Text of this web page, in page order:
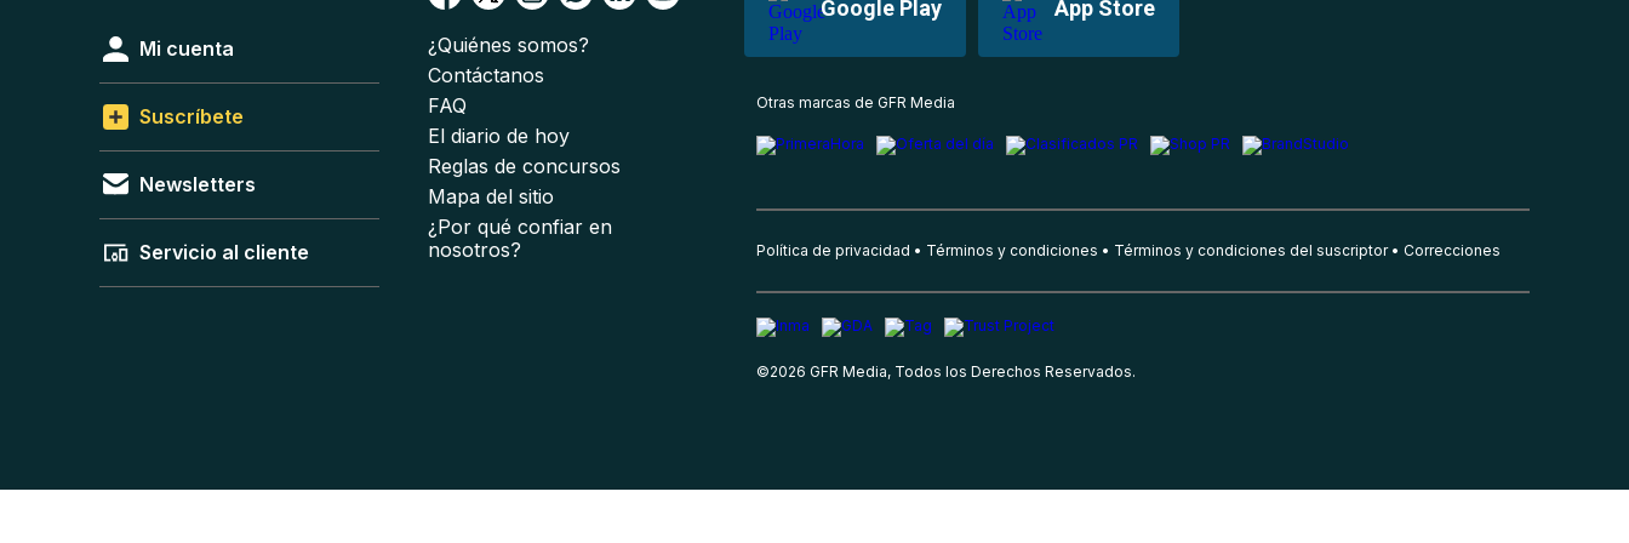
Google Play App Store
Mi cuenta
Suscríbete
Newsletters
Servicio al cliente
¿Quiénes somos?
Contáctanos
FAQ
El diario de hoy
Reglas de concursos
Mapa del sitio
¿Por qué confiar en
nosotros?
Otras marcas de GFR Media
Política de privacidad Términos y condiciones Términos y condiciones del suscriptor Correcciones
©2026 GFR Media, Todos los Derechos Reservados.